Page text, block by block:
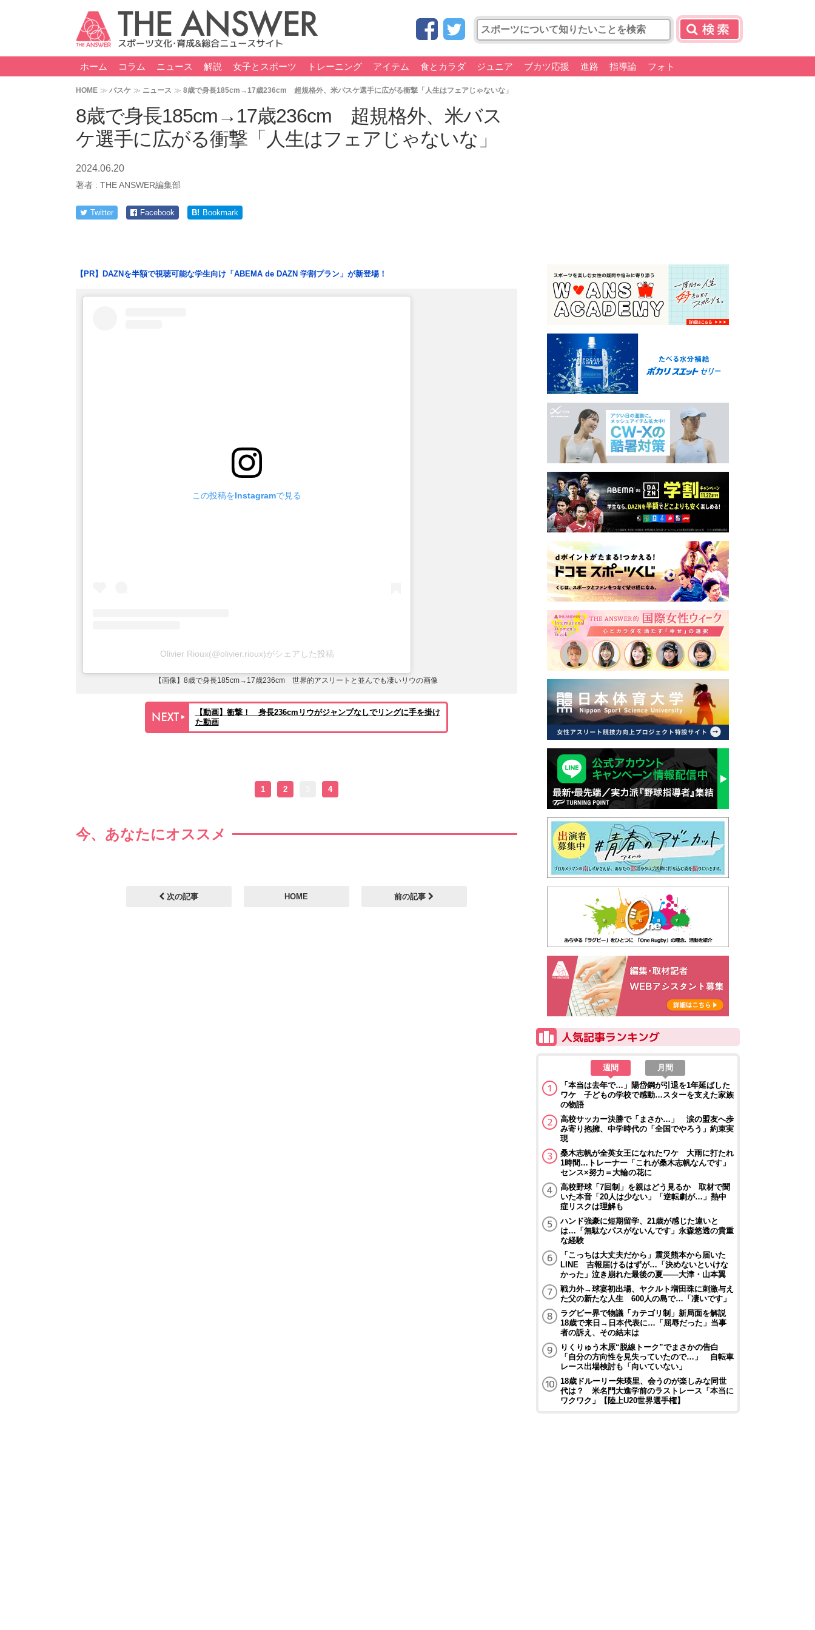
ホーム コラム ニュース 解説 女子とスポーツ トレーニング アイテム 食とカラダ ジュニア ブカツ応援 進路 指導論 フォト
HOME バスケ ニュース 8歳で身長185cm→17歳236cm 超規格外、米バスケ選手に広がる衝撃「人生はフェアじゃないな」
8歳で身長185cm→17歳236cm 超規格外、米バス
ケ選手に広がる衝撃「人生はフェアじゃないな」
2024.06.20
著者 : THE ANSWER編集部
Twitter Facebook B! Bookmark
【PR】DAZNを半額で視聴可能な学生向け「ABEMA de DAZN 学割プラン」が新登場！
この投稿をInstagramで見る
Olivier Rioux(@olivier.rioux)がシェアした投稿
【画像】8歳で身長185cm→17歳236cm 世界的アスリートと並んでも凄いリウの画像
【動画】衝撃！ 身長236cmリウがジャンプなしでリングに手を掛け
た動画
1 2 4
今、あなたにオススメ
次の記事 HOME 前の記事
週間
月間
「本当は去年で…」陽岱鋼が引退を1年延ばした
ワケ 子どもの学校で感動…スターを支えた家族
の物語
高校サッカー決勝で「まさか…」 涙の盟友へ歩
み寄り抱擁、中学時代の「全国でやろう」約束実
現
桑木志帆が全英女王になれたワケ 大雨に打たれ
1時間…トレーナー「これが桑木志帆なんです」
センス×努力＝大輪の花に
高校野球「7回制」を親はどう見るか 取材で聞
いた本音「20人は少ない」「逆転劇が…」熱中
症リスクは理解も
ハンド強豪に短期留学、21歳が感じた違いと
は…「無駄なパスがないんです」永森悠透の貴重
な経験
「こっちは大丈夫だから」震災熊本から届いた
LINE 吉報届けるはずが…「決めないといけな
かった」泣き崩れた最後の夏――大津・山本翼
戦力外→球宴初出場、ヤクルト増田珠に刺激与え
た父の新たな人生 600人の島で…「凄いです」
ラグビー界で物議「カテゴリ制」新局面を解説
18歳で来日→日本代表に…「屈辱だった」当事
者の訴え、その結末は
りくりゅう木原“脱線トーク”でまさかの告白
「自分の方向性を見失っていたので…」 自転車
レース出場検討も「向いていない」
18歳ドルーリー朱瑛里、会うのが楽しみな同世
代は？ 米名門大進学前のラストレース「本当に
ワクワク」【陸上U20世界選手権】